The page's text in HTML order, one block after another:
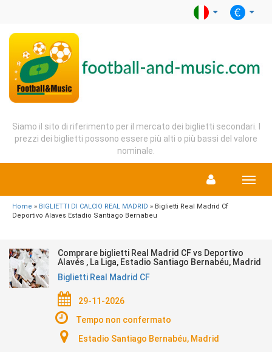
Siamo il sito di riferimento per il mercato dei biglietti secondari. I
prezzi dei biglietti possono essere più alti o più bassi del valore
nominale.
Menu
Home » BIGLIETTI DI CALCIO REAL MADRID » Biglietti Real Madrid Cf
Deportivo Alaves Estadio Santiago Bernabeu
Comprare biglietti Real Madrid CF vs Deportivo
Alavés , La Liga, Estadio Santiago Bernabéu, Madrid
Biglietti Real Madrid CF
29-11-2026
Tempo non confermato
Estadio Santiago Bernabéu, Madrid